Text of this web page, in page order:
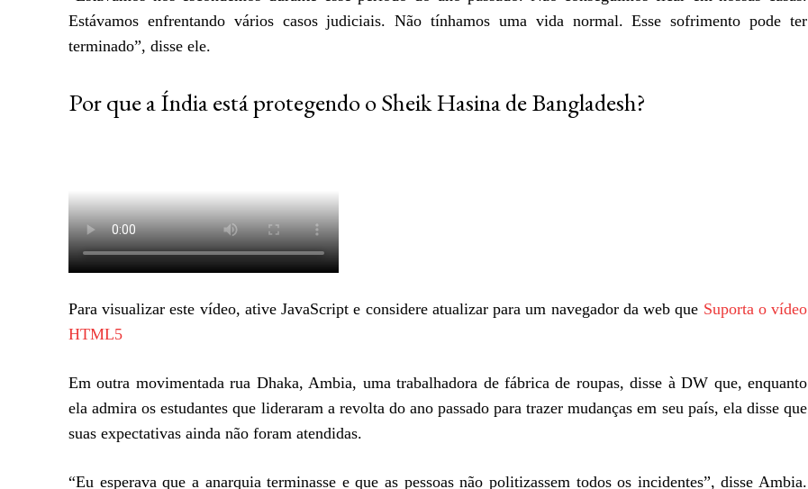
Estávamos enfrentando vários casos judiciais. Não tínhamos uma vida normal. Esse sofrimento pode ter
terminado”, disse ele.
Por que a Índia está protegendo o Sheik Hasina de Bangladesh?
Para visualizar este vídeo, ative JavaScript e considere atualizar para um navegador da web que Suporta o vídeo
HTML5
Em outra movimentada rua Dhaka, Ambia, uma trabalhadora de fábrica de roupas, disse à DW que, enquanto
ela admira os estudantes que lideraram a revolta do ano passado para trazer mudanças em seu país, ela disse que
suas expectativas ainda não foram atendidas.
“Eu esperava que a anarquia terminasse e que as pessoas não politizassem todos os incidentes”, disse Ambia.